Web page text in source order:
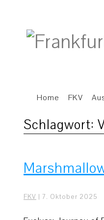
Home FKV
Schlagwort:
FKV | 7. Oktober 2025